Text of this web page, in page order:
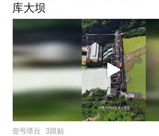
库大坝
壹号塔台 3跟贴